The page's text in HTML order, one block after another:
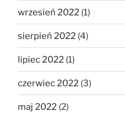
wrzesień 2022 (1)
sierpień 2022 (4)
lipiec 2022 (1)
czerwiec 2022 (3)
maj 2022 (2)